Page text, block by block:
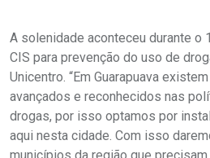
A solenidade aconteceu durante o
CIS para prevenção do uso de
Unicentro. “Em Guarapuava
avançados e reconhecidos nas
drogas, por isso optamos por
aqui nesta cidade. Com isso